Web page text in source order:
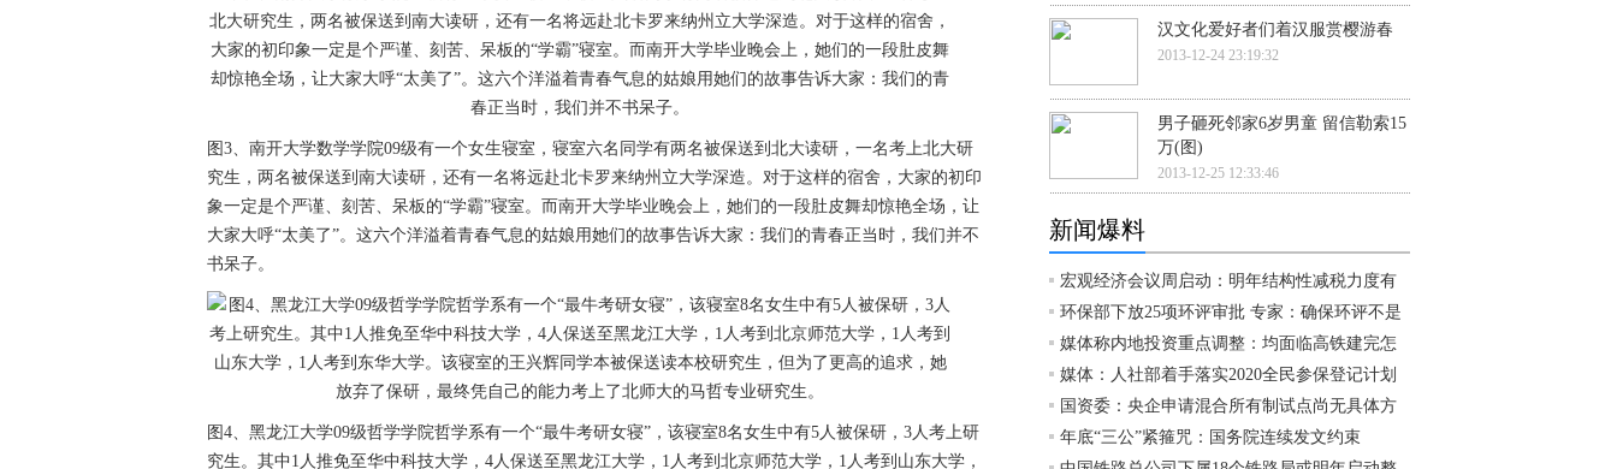
图3、南开大学数学学院09级有一个女生寝室，寝室六名同学有两名被保送到北大读研，一名考上北大研
究生，两名被保送到南大读研，还有一名将远赴北卡罗来纳州立大学深造。对于这样的宿舍，大家的初印
象一定是个严谨、刻苦、呆板的“学霸”寝室。而南开大学毕业晚会上，她们的一段肚皮舞却惊艳全场，让
大家大呼“太美了”。这六个洋溢着青春气息的姑娘用她们的故事告诉大家：我们的青春正当时，我们并不
书呆子。
图4、黑龙江大学09级哲学学院哲学系有一个“最牛考研女寝”，该寝室8名女生中有5人被保研，3人考上研
究生。其中1人推免至华中科技大学，4人保送至黑龙江大学，1人考到北京师范大学，1人考到山东大学，
汉文化爱好者们着汉服赏樱游春
2013-12-24 23:19:32
男子砸死邻家6岁男童 留信勒索15
万(图)
2013-12-25 12:33:46
新闻爆料
宏观经济会议周启动：明年结构性减税力度有
环保部下放25项环评审批 专家：确保环评不是
媒体称内地投资重点调整：均面临高铁建完怎
媒体：人社部着手落实2020全民参保登记计划
国资委：央企申请混合所有制试点尚无具体方
年底“三公”紧箍咒：国务院连续发文约束